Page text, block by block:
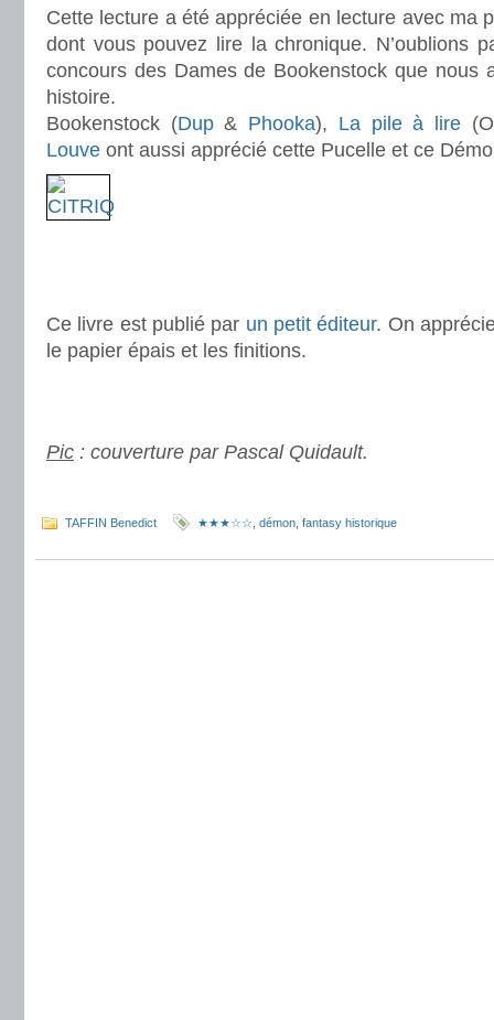
Cette lecture a été appréciée en lecture avec ma
dont vous pouvez lire la chronique. N’oublions
concours des Dames de Bookenstock que nous
histoire.
Bookenstock (Dup& Phooka), La pile à lire
Louve ont aussi apprécié cette Pucelle et ce
Ce livre est publié par un petit éditeur. On
le papier épais et les finitions.
Pic : couverture par Pascal Quidault.
TAFFIN Benedict ★★★☆☆ démon fantasy historique